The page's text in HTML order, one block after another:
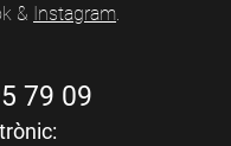
& Instagram
79 09